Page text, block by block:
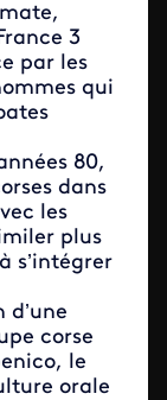
3
par les
qui
80,
dans
les
plus
s’intégrer
d’une
corse
le
orale